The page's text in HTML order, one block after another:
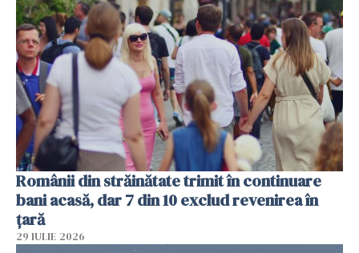
Românii din străinătate trimit în continuare
bani acasă, dar 7 din 10 exclud revenirea în
țară
29 IULIE 2026